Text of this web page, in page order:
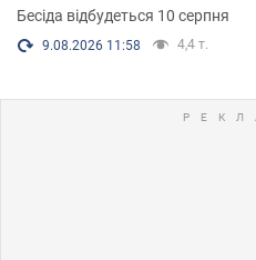
Бесіда відбудеться 10 серпня
9.08.2026 11:58 4,4 т.